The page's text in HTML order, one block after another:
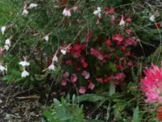
5月
12 Posts
6月
13 Posts
9月
15 Posts
10月
15 Posts
5月
14 Posts
6月
13 Posts
9月
13 Posts
10月
19 Posts
5月
11 Posts
6月
14 Posts
9月
16 Posts
10月
16 Posts
5月
12 Posts
6月
14 Posts
9月
16 Posts
10月
13 Posts
5月
14 Posts
6月
15 Posts
9月
14 Posts
10月
17 Posts
5月
12 Posts
6月
9 Posts
9月
13 Posts
10月
12 Posts
5月
11 Posts
6月
12 Posts
9月
12 Posts
10月
13 Posts
5月
11 Posts
6月
13 Posts
9月
12 Posts
10月
14 Posts
5月
11 Posts
6月
13 Posts
9月
13 Posts
10月
13 Posts
5月
7 Posts
6月
12 Posts
9月
12 Posts
10月
11 Posts
5月
0 Posts
6月
0 Posts
9月
0 Posts
10月
0 Posts
5月
0 Posts
6月
1 Post
9月
0 Posts
10月
1 Post
5月
2 Posts
6月
0 Posts
9月
4 Posts
10月
0 Posts
5月
2 Posts
6月
2 Posts
9月
1 Post
10月
7 Posts
5月
0 Posts
6月
0 Posts
9月
2 Posts
10月
2 Posts
5月
0 Posts
6月
0 Posts
9月
1 Post
10月
0 Posts